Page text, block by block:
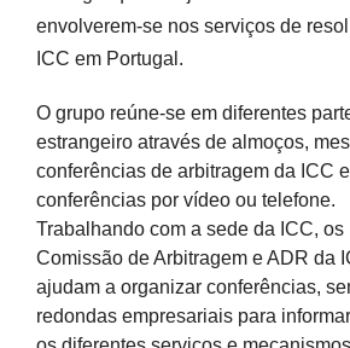
envolverem-se nos serviços de
ICC em Portugal.
O grupo reúne-se em diferentes
estrangeiro através de almoços,
conferências de arbitragem da ICC
conferências por vídeo ou telefone.
Trabalhando com a sede da ICC, os
Comissão de Arbitragem e ADR da
ajudam a organizar conferências,
redondas empresariais para